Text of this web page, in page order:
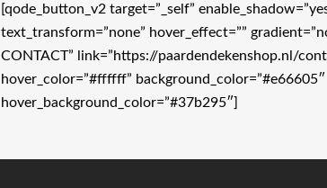
[qode_button_v2 target=”_self”
text_transform=”none” hover_effect=””
CONTACT” link=”https://paardendekenshop.nl/
hover_color=”#ffffff” background_color=”#e66605″
hover_background_color=”#37b295″]